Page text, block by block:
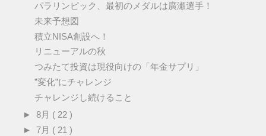
パラリンピック、最初のメダルは廣瀬選手！
未来予想図
積立NISA創設へ！
リニューアルの秋
つみたて投資は現役向けの「年金サプリ」
”変化”にチャレンジ
チャレンジし続けること
► 8月 ( 22 )
► 7月 ( 21 )